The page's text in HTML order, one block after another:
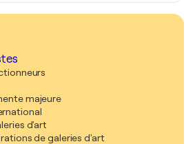
majeure
d'art
de galeries d'art